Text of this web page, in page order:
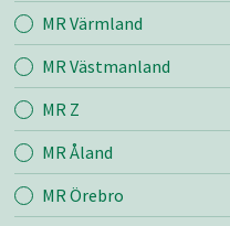
MR Värmland
MR Västmanland
MR Z
MR Åland
MR Örebro